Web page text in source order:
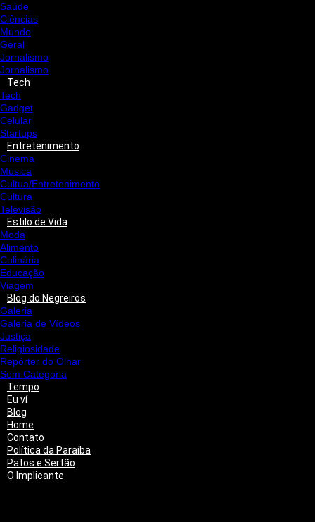
Saúde
Ciências
Mundo
Geral
Jornalismo
Jornalismo
Tech
Tech
Gadget
Celular
Startups
Entretenimento
Cinema
Música
Cultua/Entretenimento
Cultura
Televisão
Estilo de Vida
Moda
Alimento
Culinária
Educação
Viagem
Blog do Negreiros
Galeria
Galeria de Vídeos
Justiça
Religiosidade
Repórter do Olhar
Sem Categoria
Tempo
Eu ví
Blog
Home
Contato
Política da Paraíba
Patos e Sertão
O Implicante